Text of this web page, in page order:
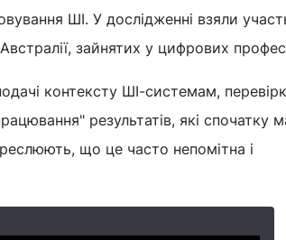
ШІ. У дослідженні взяли
зайнятих у цифрових
контексту ШІ-системам,
результатів, які спочатку
що це часто непомітна і